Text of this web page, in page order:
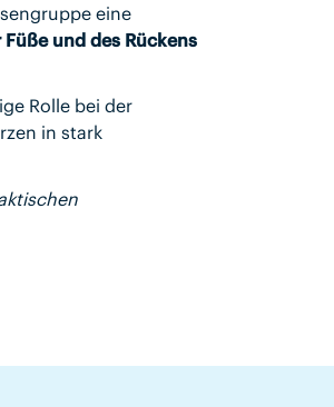
eine
und des Rückens
Rolle bei der
in stark